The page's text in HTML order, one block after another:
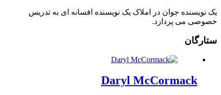
یک نویسنده جوان در املاک یک نویسنده افسانه ای به تدریس
خصوصی می پردازد.
ستارگان
Daryl McCormack